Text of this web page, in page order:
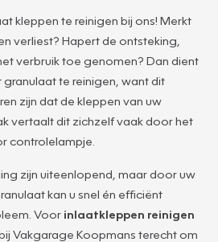
kleppen te reinigen bij ons! Merkt
verliest? Hapert de ontsteking,
verbruik toe genomen? Dan dient
te reinigen, want dit
zijn dat de kleppen van uw
vertaalt dit zichzelf vaak door het
controlelampje.
zijn uiteenlopend, maar door uw
kan u snel én efficiënt
Voor inlaatkleppen reinigen
Vakgarage Koopmans terecht om